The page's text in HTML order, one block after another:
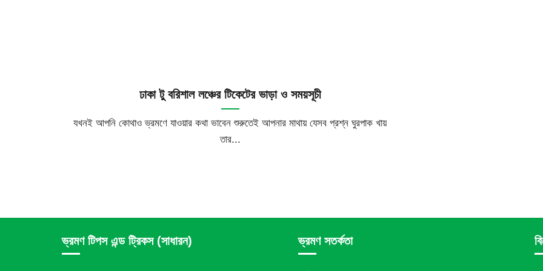
ঢাকা টু বরিশাল লঞ্চের টিকেটের ভাড়া ও সময়সূচী
যখনই আপনি কোথাও ভ্রমণে যাওয়ার কথা ভাবেন শুরুতেই আপনার মাথায় যেসব প্রশ্ন ঘুরপাক খায়
তার...
ভ্রমণ টিপস এন্ড ট্রিকস (সাধারন) ভ্রমণ সতর্কতা